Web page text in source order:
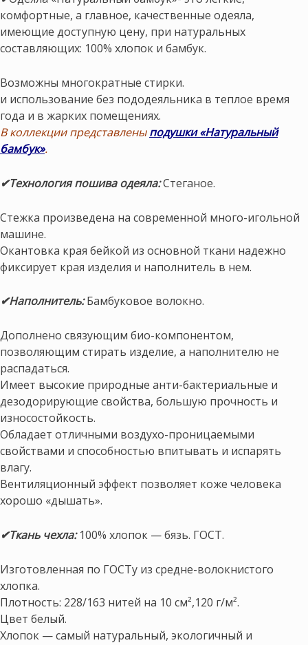
комфортные, а главное, качественные одеяла,
имеющие доступную цену, при натуральных
составляющих: 100% хлопок и бамбук.
Возможны многократные стирки.
и использование без пододеяльника в теплое время
года и в жарких помещениях.
В коллекции представленыподушки«Натуральный
бамбук».
✔Технология пошива одеяла:Стеганое.
Стежка произведена на современной много-игольной
машине.
Окантовка края бейкой из основной ткани надежно
фиксирует края изделия и наполнитель в нем.
✔Наполнитель: Бамбуковое волокно.
Дополнено связующим био-компонентом,
позволяющим стирать изделие, а наполнителю не
распадаться.
Имеет высокие природные анти-бактериальные и
дезодорирующие свойства, большую прочность и
износостойкость.
Обладает отличными воздухо-проницаемыми
свойствами и способностью впитывать и испарять
влагу.
Вентиляционный эффект позволяет коже человека
хорошо «дышать».
✔Ткань чехла: 100% хлопок — бязь. ГОСТ.
Изготовленная по ГОСТу из средне-волокнистого
хлопка.
Плотность: 228/163 нитей на 10 см²,120 г/м².
Цвет белый.
Хлопок — самый натуральный, экологичный и